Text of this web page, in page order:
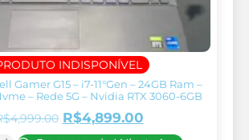
INDISPONÍVEL
Gamer G15 – i7-11°Gen – 24GB Ram –
– Rede 5G – Nvidia RTX 3060-6GB
4,999.00 R$4,899.00